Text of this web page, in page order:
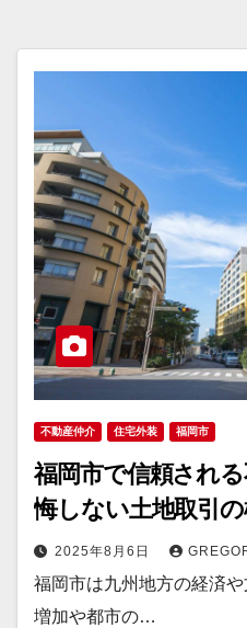
不動産仲介 住宅外装 福岡市
福岡市で信頼され
悔しない土地取引
2025年8月6日
福岡市は九州地方の経済
増加や都市の…